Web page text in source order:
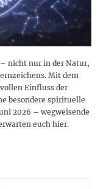
nicht nur in der Natur,
Mit dem
Einfluss der
besondere spirituelle
2026 – wegweisende
euch hier.